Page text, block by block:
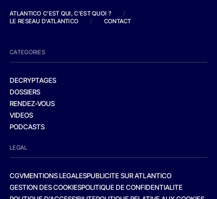
ATLANTICO C'EST QUI, C'EST QUOI ?
/
LE RESEAU D'ATLANTICO
/ CONTACT
CATEGORIES
DECRYPTAGES
DOSSIERS
RENDEZ-VOUS
VIDEOS
PODCASTS
LEGAL
CGVMENTIONS LEGALESPUBLICITE SUR ATLANTICO
GESTION DES COOKIESPOLITIQUE DE CONFIDENTIALITE